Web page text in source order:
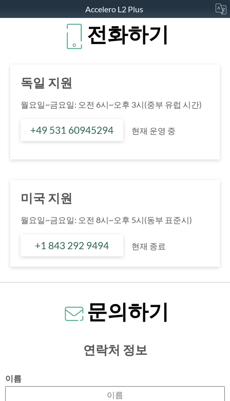
Accelero L2 Plus
전화하기
독일 지원
월요일~금요일: 오전 6시~오후 3시(중부 유럽 시간)
+49 531 60945294 현재 운영 중
미국 지원
월요일~금요일: 오전 8시~오후 5시(동부 표준시)
+1 843 292 9494 현재 종료
문의하기
연락처 정보
이름